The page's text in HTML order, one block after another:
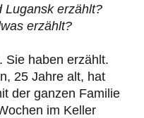
Lugansk erzählt?
erzählt?
Sie haben erzählt.
25 Jahre alt, hat
der ganzen Familie
im Keller